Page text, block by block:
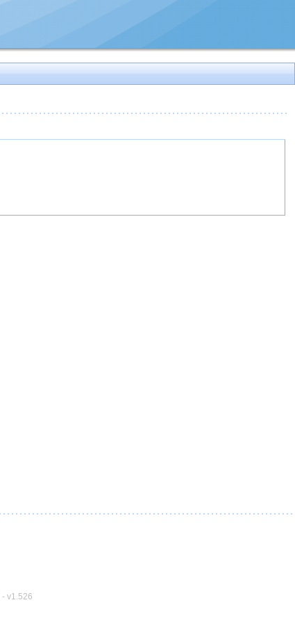
- v1.526